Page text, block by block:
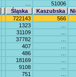
51006
Śląska Kaszubska
722143
566
1323
31109
37782
407
486
18169
9108
751